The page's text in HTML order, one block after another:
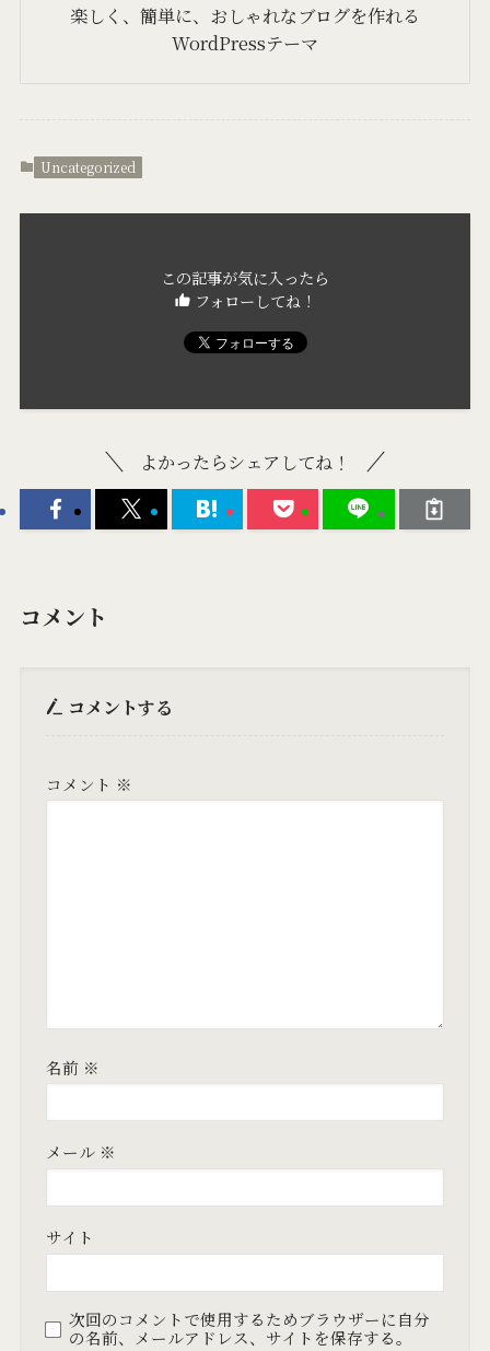
楽しく、簡単に、おしゃれなブログを作れる
WordPressテーマ
Uncategorized
この記事が気に入ったら
フォローしてね！
よかったらシェアしてね！
コメント
コメントする
コメント ※
名前 ※
メール ※
サイト
次回のコメントで使用するためブラウザーに自分
の名前、メールアドレス、サイトを保存する。